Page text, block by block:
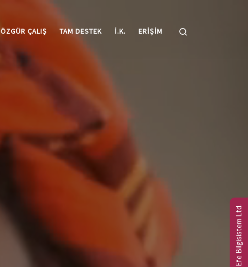
ÖZGÜR ÇALIŞ TAM DESTEK I.K. ERIŞIM
Efe Bilgisistem Ltd.